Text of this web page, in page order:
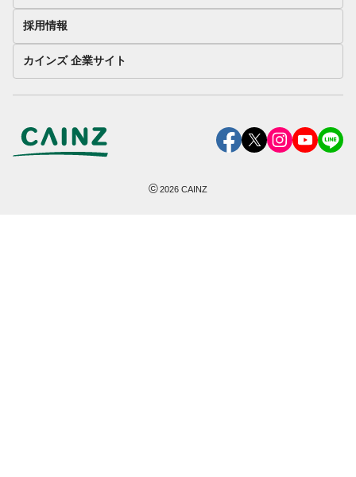
採用情報
カインズ 企業サイト
©2026 CAINZ